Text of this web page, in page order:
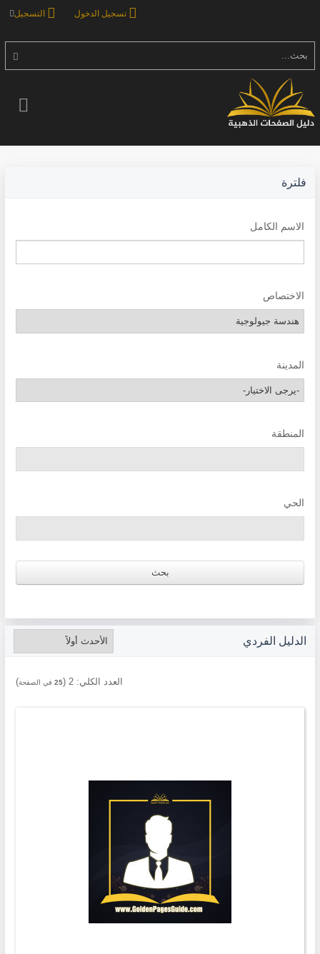
التسجيل تسجيل الدخول
بحث...
فلترة
الاسم الكامل
الاختصاص
المدينة
المنطقة
الحي
الدليل الفردي
العدد الكلي:2
(
25 في الصفحة)